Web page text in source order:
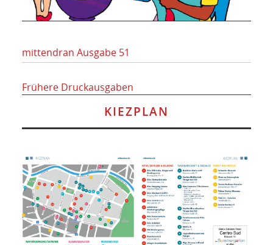
mittendran Ausgabe 51
Frühere Druckausgaben
KIEZPLAN